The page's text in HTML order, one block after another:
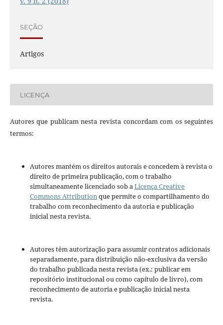
SEÇÃO
Artigos
LICENÇA
Autores que publicam nesta revista concordam com os seguintes
termos:
Autores mantém os direitos autorais e concedem à revista o
direito de primeira publicação, com o trabalho
simultaneamente licenciado sob aLicença Creative
Commons Attributionque permite o compartilhamento do
trabalho com reconhecimento da autoria e publicação
inicial nesta revista.
Autores têm autorização para assumir contratos adicionais
separadamente, para distribuição não-exclusiva da versão
do trabalho publicada nesta revista (ex.: publicar em
repositório institucional ou como capítulo de livro), com
reconhecimento de autoria e publicação inicial nesta
revista.